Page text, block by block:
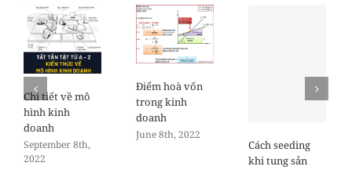
Chi tiết về mô
hình kinh
doanh
September 8th,
2022
Điểm hoà vốn
trong kinh
doanh
June 8th, 2022
Cách seeding
khi tung sản